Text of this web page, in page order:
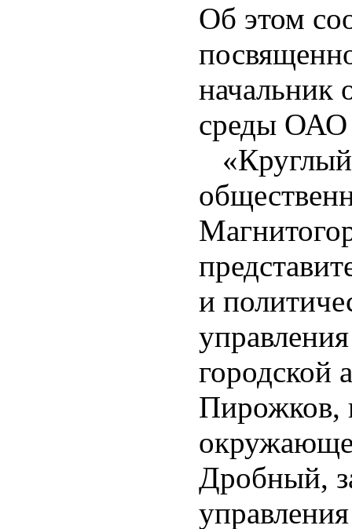
Об этом
начальник
среды
«Круглый
и
городской
Пирожков,
Дробный,